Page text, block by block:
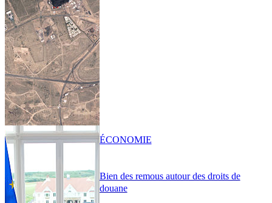
Bien des remous autour des droits de
douane
ÉCONOMIE